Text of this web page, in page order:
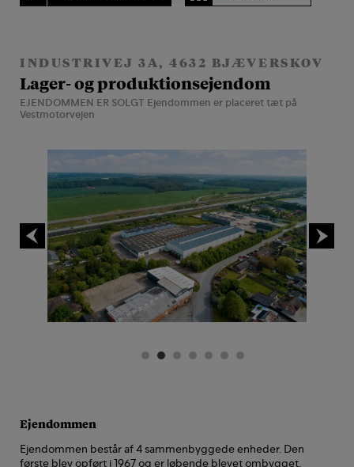
INDUSTRIVEJ 3A, 4632 BJÆVERSKOV
Lager- og produktionsejendom
EJENDOMMEN ER SOLGT Ejendommen er placeret tæt på
Vestmotorvejen
Ejendommen
Ejendommen består af 4 sammenbyggede enheder. Den
første blev opført i 1967 og er løbende blevet ombygget.